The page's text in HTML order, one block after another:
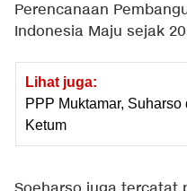
Perencanaan
Indonesia Maju sejak
Lihat juga:
PPP Muktamar,
Ketum